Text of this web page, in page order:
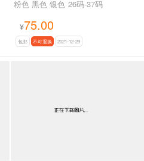
粉色 黑色 银色 26码-37码
¥75.00
包邮 不可退换 2021-12-29